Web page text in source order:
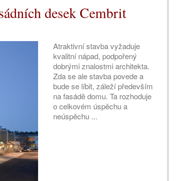
desek Cembrit
Atraktivní stavba vyžaduje
kvalitní nápad, podpořený
dobrými znalostmi architekta.
Zda se ale stavba povede a
bude se líbit, záleží především
na fasádě domu. Ta rozhoduje
o celkovém úspěchu a
neúspěchu ...